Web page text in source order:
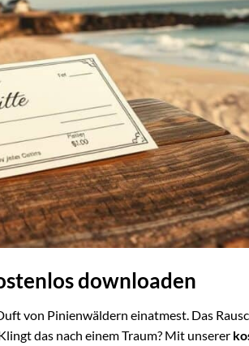
downloaden
von Pinienwäldern einatmest. Das
das nach einem Traum? Mit unserer